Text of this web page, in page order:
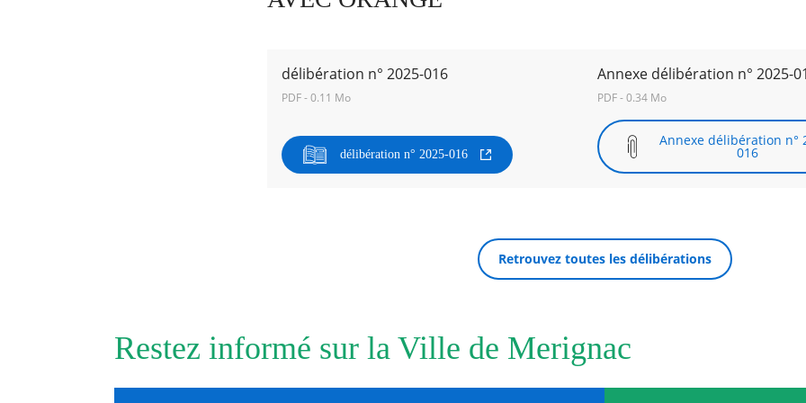
délibération n° 2025-016
PDF - 0.11 Mo
délibération n° 2025-016
Annexe délibération n° 2025-
PDF - 0.34 Mo
Annexe délibération n°
016
Retrouvez toutes les délibérations
Restez informé sur la Ville de Merignac